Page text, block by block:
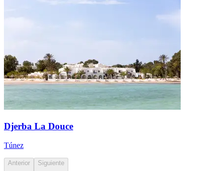
Djerba La Douce
Túnez
Anterior Siguiente